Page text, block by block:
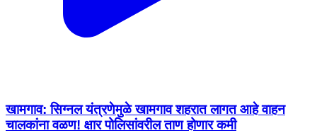
खामगाव: सिग्नल यंत्रणेमुळे खामगाव शहरात लागत आहे वाहन
चालकांना वळण! क्षार पोलिसांवरील ताण होणार कमी